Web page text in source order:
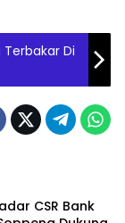
Di
CSR Bank